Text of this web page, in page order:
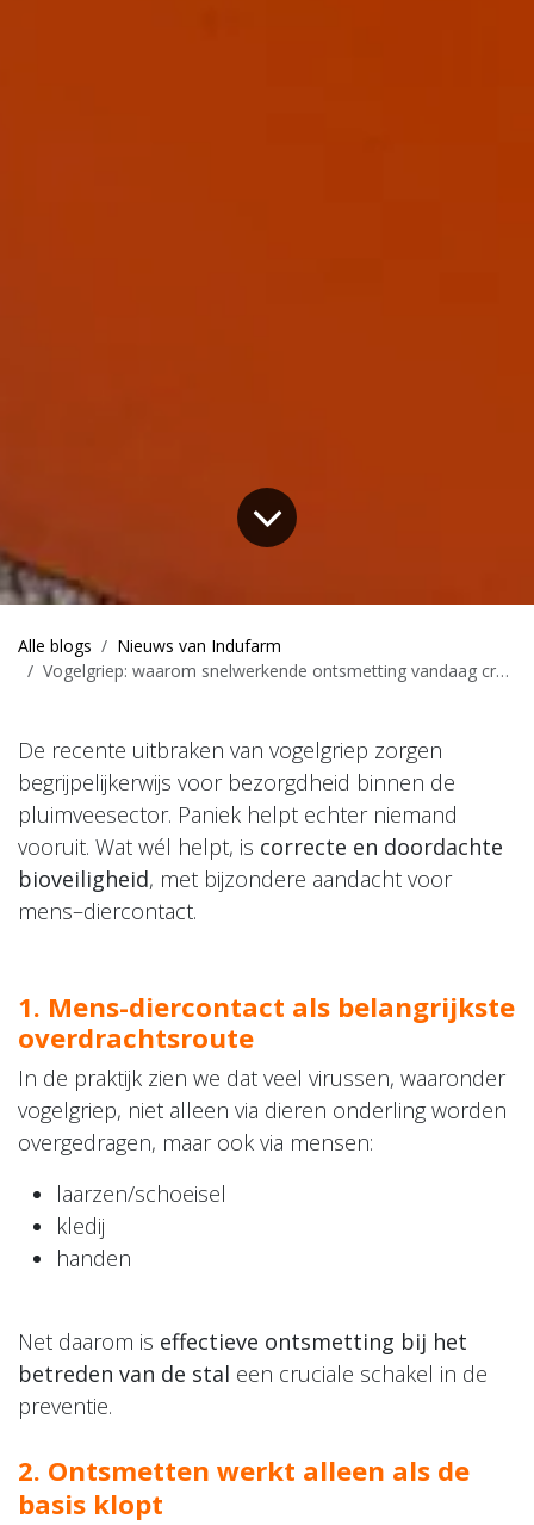
Alle blogs
Nieuws van Indufarm
Vogelgriep: waarom snelwerkende ontsmetting vandaag cruciaal is
De recente uitbraken van vogelgriep zorgen
begrijpelijkerwijs voor bezorgdheid binnen de
pluimveesector. Paniek helpt echter niemand
vooruit. Wat wél helpt, is correcte en doordachte
bioveiligheid, met bijzondere aandacht voor
mens–diercontact.
1. Mens-diercontact als belangrijkste
overdrachtsroute
In de praktijk zien we dat veel virussen, waaronder
vogelgriep, niet alleen via dieren onderling worden
overgedragen, maar ook via mensen:
laarzen/schoeisel
kledij
handen
Net daarom is effectieve ontsmetting bij het
betreden van de stal een cruciale schakel in de
preventie.
2. Ontsmetten werkt alleen als de
basis klopt​